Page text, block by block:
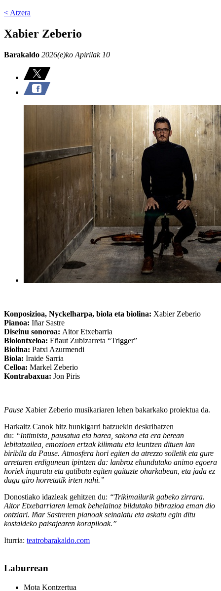
< Atzera
Xabier Zeberio
Barakaldo 2026(e)ko Apirilak 10
Konposizioa, Nyckelharpa, biola eta biolina: Xabier Zeberio
Pianoa: Iñar Sastre
Diseinu sonoroa: Aitor Etxebarria
Biolontxeloa: Eñaut Zubizarreta “Trigger”
Biolina: Patxi Azurmendi
Biola: Iraide Sarria
Celloa: Markel Zeberio
Kontrabaxua: Jon Piris
Pause Xabier Zeberio musikariaren lehen bakarkako proiektua da.
Harkaitz Canok hitz hunkigarri batzuekin deskribatzen
du: “Intimista, pausatua eta barea, sakona eta era berean
lebitatzailea, emozioen ertzak kilimatu eta leuntzen dituen lan
biribila da Pause. Atmosfera hori egiten da atrezzo soiletik eta gure
arretaren erdigunean ipintzen da: lanbroz ehundutako animo egoera
horiek inguratu eta gatibatu egiten gaituzte oharkabean, eta jada ez
dugu giro horretatik irten nahi.”
Donostiako idazleak gehitzen du: “Trikimailurik gabeko zirrara.
Aitor Etxebarriaren lemak behelainoz bildutako bibrazioa eman dio
ontziari. Iñar Sastreren pianoak seinalatu eta askatu egin ditu
kostaldeko paisajearen korapiloak.”
Iturria: teatrobarakaldo.com
Laburrean
Mota Kontzertua